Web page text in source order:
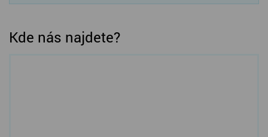
Kde nás najdete?